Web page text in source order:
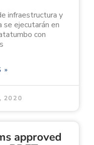
infraestructura y
se ejecutarán en
con
»
2020
approved